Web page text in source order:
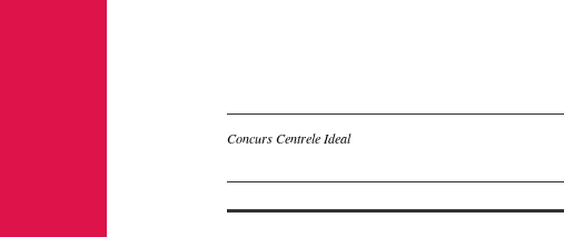
Inscriere
Concurs Centrele Ideal